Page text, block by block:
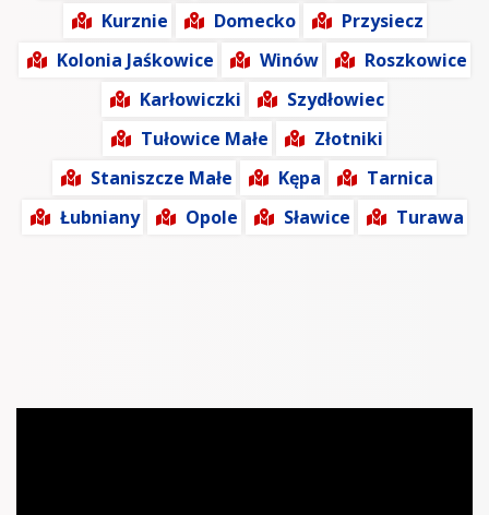
Kurznie
Domecko
Przysiecz
Kolonia Jaśkowice
Winów
Roszkowice
Karłowiczki
Szydłowiec
Tułowice Małe
Złotniki
Staniszcze Małe
Kępa
Tarnica
Łubniany
Opole Sławice Turawa